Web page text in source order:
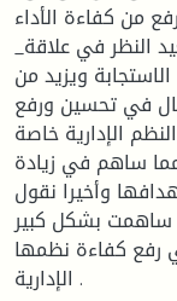
من كفاءة الأداء.
_العلاقات العامة الرقمية بديل جديد يعيد النظر في علاقة
ويزيد من
في تحسين ورفع
الإدارية خاصة
مما ساهم في زيادة
وأخيرا نقول
ساهمت بشكل كبير
رفع كفاءة نظمها
الإدارية .